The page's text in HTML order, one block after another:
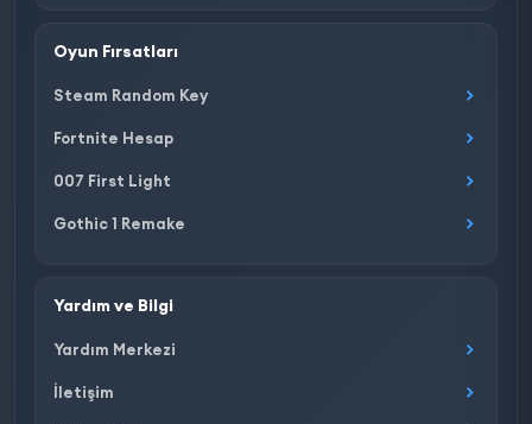
Oyun Fırsatları
Steam Random Key
Fortnite Hesap
007 First Light
Gothic 1 Remake
Yardım ve Bilgi
Yardım Merkezi
İletişim